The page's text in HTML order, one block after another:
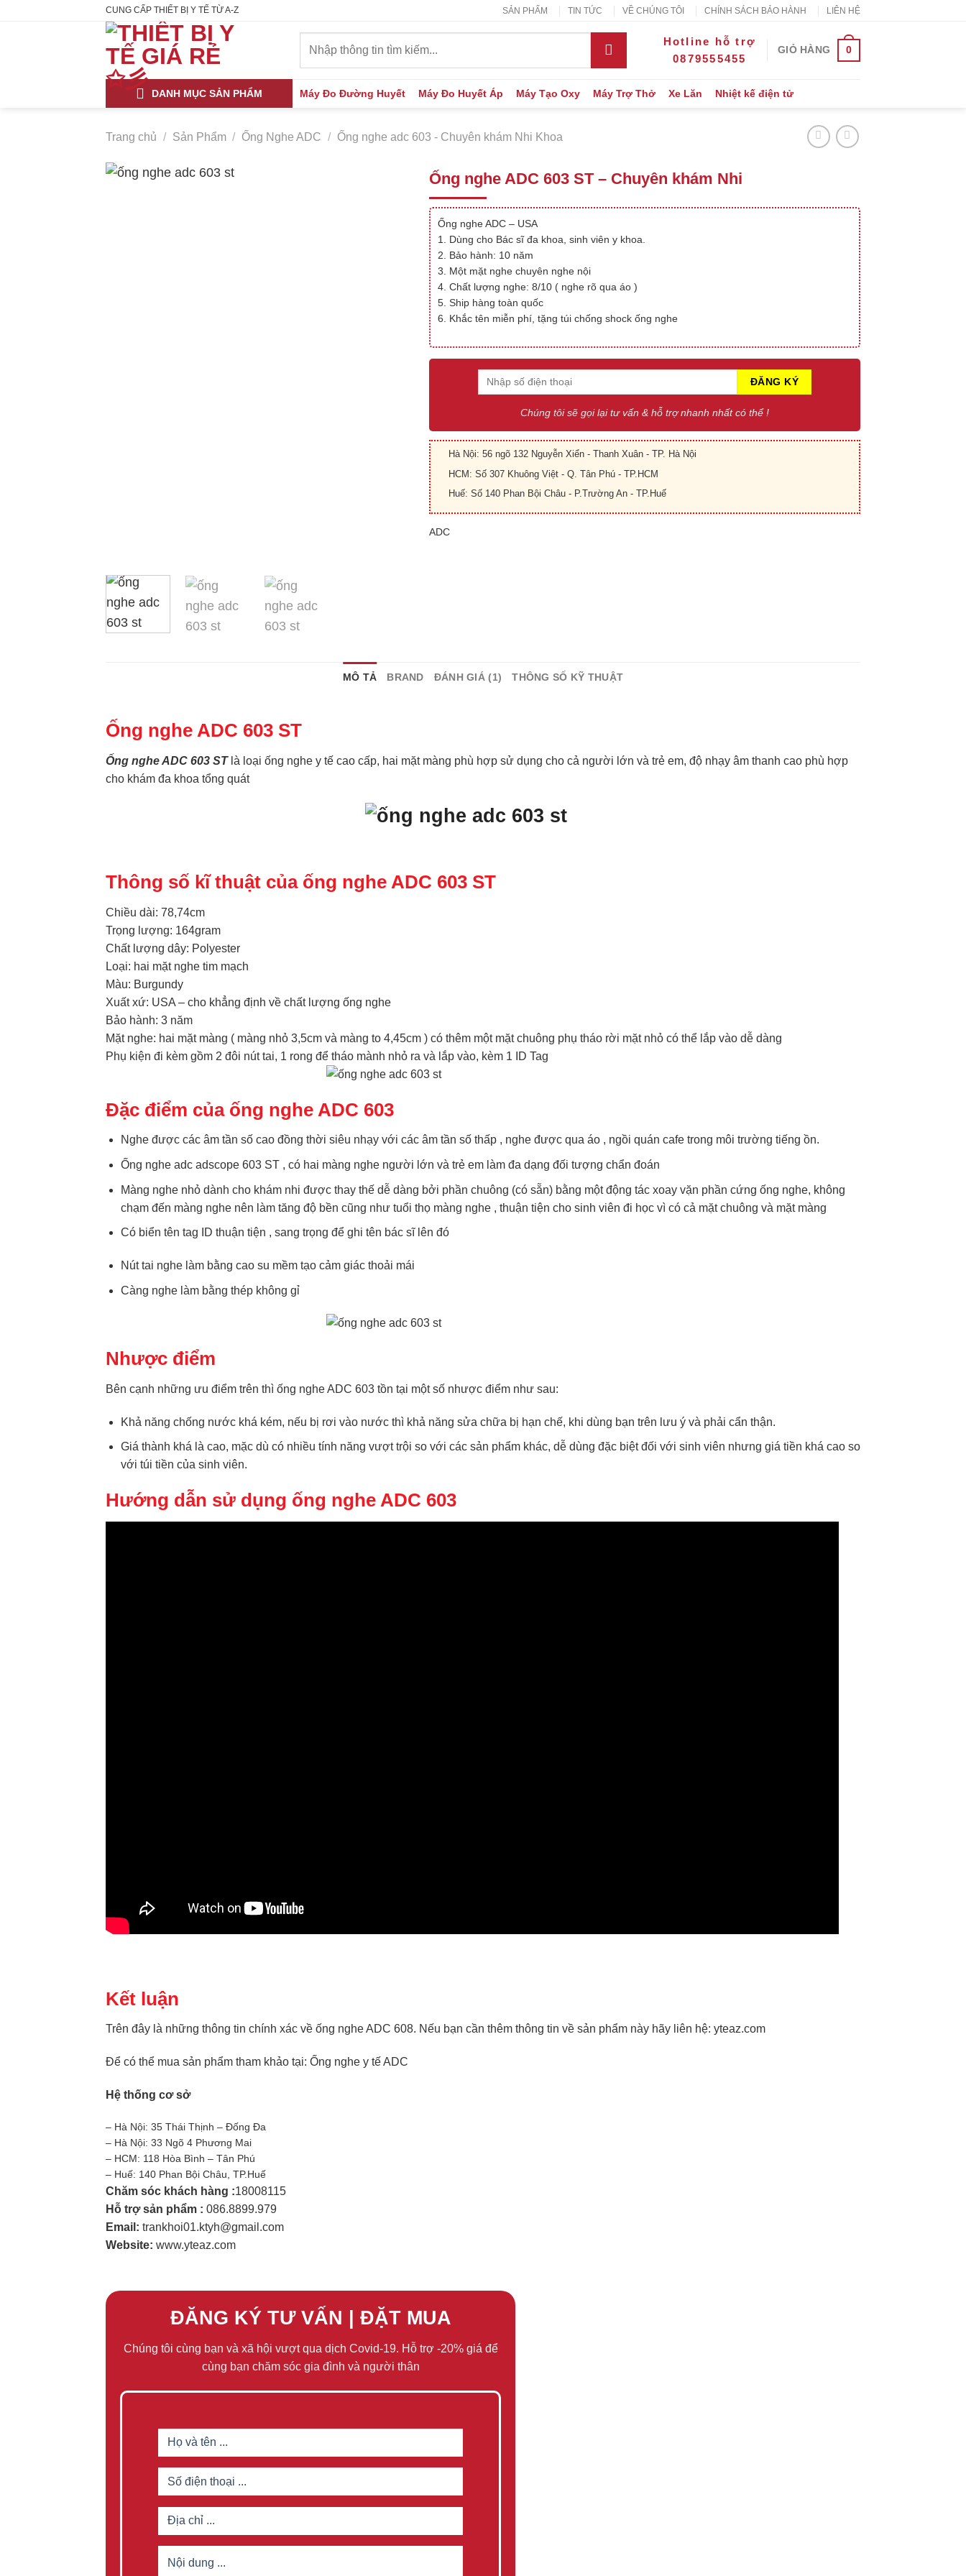
CUNG CẤP THIẾT BỊ Y TẾ TỪ A-Z SẢN PHẨM TIN TỨC VỀ CHÚNG TÔI CHÍNH SÁCH BẢO HÀNH LIÊN HỆ
kiếm:
Hotline hỗ trợ
0879555455
GIỎ HÀNG 0
DANH MỤC SẢN PHẨM Máy Đo Đường Huyết Máy Đo Huyết Áp Máy Tạo Oxy Máy Trợ Thở Xe Lăn Nhiệt kế điện tử
Trang chủ / Sản Phẩm / Ống Nghe ADC / Ống nghe adc 603 - Chuyên khám Nhi Khoa
Ống nghe ADC 603 ST – Chuyên khám Nhi
Ống nghe ADC – USA
1. Dùng cho Bác sĩ đa khoa, sinh viên y khoa.
2. Bảo hành: 10 năm
3. Một mặt nghe chuyên nghe nội
4. Chất lượng nghe: 8/10 ( nghe rõ qua áo )
5. Ship hàng toàn quốc
6. Khắc tên miễn phí, tặng túi chống shock ống nghe
Chúng tôi sẽ gọi lại tư vấn & hỗ trợ nhanh nhất có thể !
Hà Nội: 56 ngõ 132 Nguyễn Xiển - Thanh Xuân - TP. Hà Nội
HCM: Số 307 Khuông Việt - Q. Tân Phú - TP.HCM
Huế: Số 140 Phan Bội Châu - P.Trường An - TP.Huế
ADC
MÔ TẢ BRAND ĐÁNH GIÁ (1) THÔNG SỐ KỸ THUẬT
Ống nghe ADC 603 ST
Ống nghe ADC 603 STlà loại ống nghe y tế cao cấp, hai mặt màng phù hợp sử dụng cho cả người lớn và trẻ em, độ nhạy âm thanh cao phù hợp
cho khám đa khoa tổng quát
Thông số kĩ thuật của ống nghe ADC 603 ST
Chiều dài: 78,74cm
Trọng lượng: 164gram
Chất lượng dây: Polyester
Loại: hai mặt nghe tim mạch
Màu: Burgundy
Xuất xứ: USA – cho khẳng định về chất lượng ống nghe
Bảo hành: 3 năm
Mặt nghe: hai mặt màng ( màng nhỏ 3,5cm và màng to 4,45cm ) có thêm một mặt chuông phụ tháo rời mặt nhỏ có thể lắp vào dễ dàng
Phụ kiện đi kèm gồm 2 đôi nút tai, 1 rong để tháo mành nhỏ ra và lắp vào, kèm 1 ID Tag
Đặc điểm của ống nghe ADC 603
Nghe được các âm tần số cao đồng thời siêu nhạy với các âm tần số thấp , nghe được qua áo , ngồi quán cafe trong môi trường tiếng ồn.
Ống nghe adc adscope 603 ST , có hai màng nghe người lớn và trẻ em làm đa dạng đối tượng chẩn đoán
Màng nghe nhỏ dành cho khám nhi được thay thế dễ dàng bởi phần chuông (có sẵn) bằng một động tác xoay vặn phần cứng ống nghe, không
chạm đến màng nghe nên làm tăng độ bền cũng như tuổi thọ màng nghe , thuận tiện cho sinh viên đi học vì có cả mặt chuông và mặt màng
Có biển tên tag ID thuận tiện , sang trọng để ghi tên bác sĩ lên đó
Nút tai nghe làm bằng cao su mềm tạo cảm giác thoải mái
Càng nghe làm bằng thép không gỉ
Nhược điểm
Bên cạnh những ưu điểm trên thì ống nghe ADC 603 tồn tại một số nhược điểm như sau:
Khả năng chống nước khá kém, nếu bị rơi vào nước thì khả năng sửa chữa bị hạn chế, khi dùng bạn trên lưu ý và phải cẩn thận.
Giá thành khá là cao, mặc dù có nhiều tính năng vượt trội so với các sản phẩm khác, dễ dùng đặc biệt đối với sinh viên nhưng giá tiền khá cao so
với túi tiền của sinh viên.
Hướng dẫn sử dụng ống nghe ADC 603
Kết luận
Trên đây là những thông tin chính xác về ống nghe ADC 608. Nếu bạn cần thêm thông tin về sản phẩm này hãy liên hệ: yteaz.com
Để có thể mua sản phẩm tham khảo tại: Ống nghe y tế ADC
Hệ thống cơ sở
– Hà Nội: 35 Thái Thịnh – Đống Đa
– Hà Nội: 33 Ngõ 4 Phương Mai
– HCM: 118 Hòa Bình – Tân Phú
– Huế: 140 Phan Bội Châu, TP.Huế
Chăm sóc khách hàng :18008115
Hỗ trợ sản phẩm : 086.8899.979
Email: trankhoi01.ktyh@gmail.com
Website: www.yteaz.com
ĐĂNG KÝ TƯ VẤN | ĐẶT MUA
Chúng tôi cùng bạn và xã hội vượt qua dịch Covid-19. Hỗ trợ -20% giá để
cùng bạn chăm sóc gia đình và người thân